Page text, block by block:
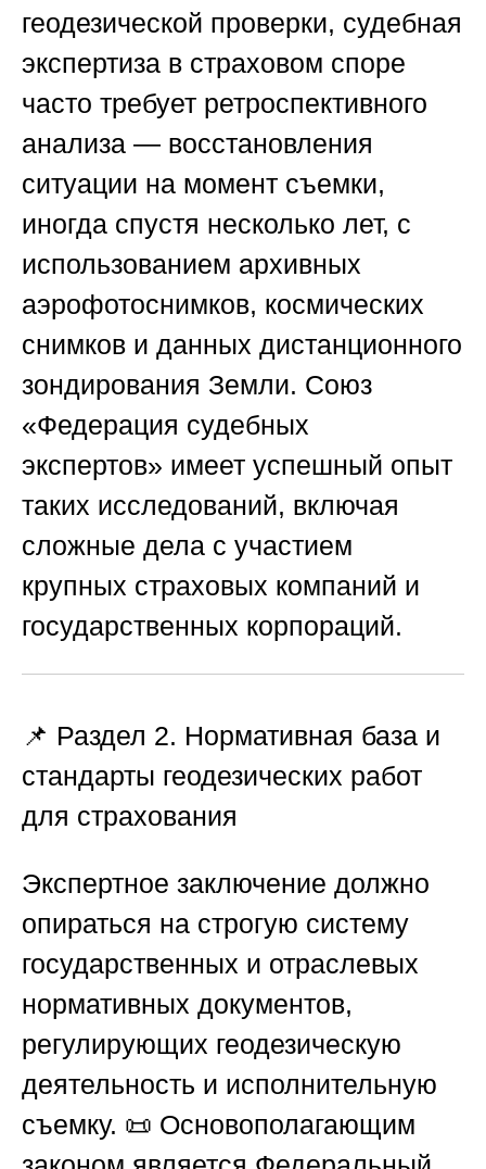
геодезической проверки, судебная
экспертиза в страховом споре
часто требует ретроспективного
анализа — восстановления
ситуации на момент съемки,
иногда спустя несколько лет, с
использованием архивных
аэрофотоснимков, космических
снимков и данных дистанционного
зондирования Земли. Союз
«Федерация судебных
экспертов» имеет успешный опыт
таких исследований, включая
сложные дела с участием
крупных страховых компаний и
государственных корпораций.
📌 Раздел 2. Нормативная база и
стандарты геодезических работ
для страхования
Экспертное заключение должно
опираться на строгую систему
государственных и отраслевых
нормативных документов,
регулирующих геодезическую
деятельность и исполнительную
съемку. 📜 Основополагающим